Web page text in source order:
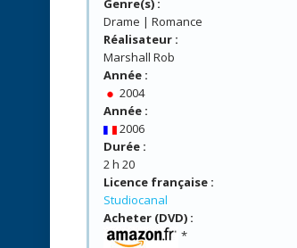
Genre(s) :
Drame | Romance
Réalisateur :
Marshall Rob
Année :
2004
Année :
2006
Durée :
2 h 20
Licence française :
Studiocanal
Acheter (DVD) :
*